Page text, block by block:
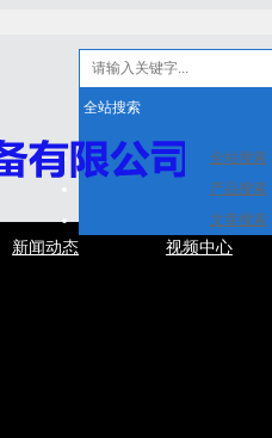
全站搜索
全站搜索
产品搜索
文章搜索
新闻动态 视频中心